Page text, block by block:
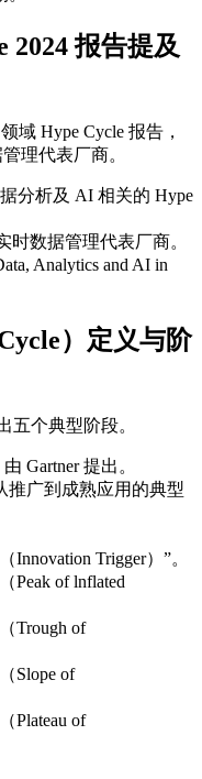
2024 报告提及
域 Hype Cycle 报告，
理代表厂商。
分析及 AI 相关的 Hype
时数据管理代表厂商。
Analytics and AI in
）定义与阶
五个典型阶段。
Gartner 提出。
推广到成熟应用的典型
Trigger）”。
Peak of lnflated
Trough of
Slope of
Plateau of